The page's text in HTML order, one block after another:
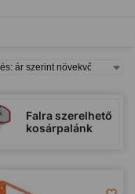
Falra szerelhető
kosárpalánk